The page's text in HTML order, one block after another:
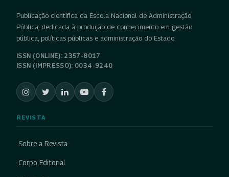
Publicação científica da Escola Nacional de Administração
Pública, dedicada à produção de conhecimento em gestão
pública, políticas públicas e administração do Estado.
ISSN (ONLINE): 2357-8017
ISSN (IMPRESSO): 0034-9240
REVISTA
Sobre a Revista
Corpo Editorial